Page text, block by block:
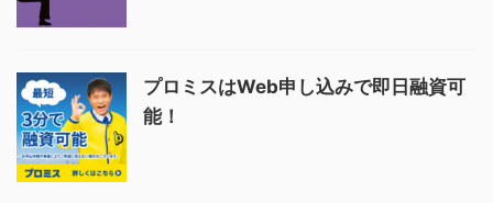
プロミスはWeb申し込みで即日融資可
能！